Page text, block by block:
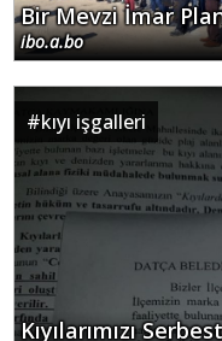
Bir Mevzi İmar
ibo.a.bo
#kıyı işgalleri
Kıyılarımızı